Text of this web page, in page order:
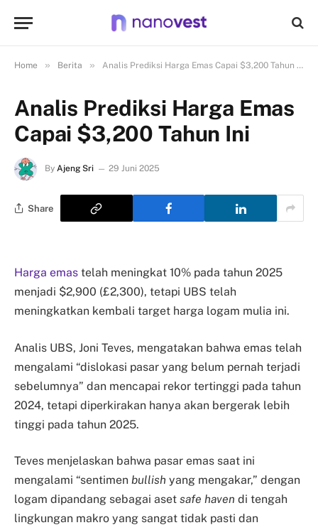
Home » Berita » Analis Prediksi Harga Emas Capai $3,200 Tahun Ini
Analis Prediksi Harga Emas
Capai $3,200 Tahun Ini
By Ajeng Sri 29 Juni 2025
Share
Harga emas telah meningkat 10% pada tahun 2025
menjadi $2,900 (£2,300), tetapi UBS telah
meningkatkan kembali target harga logam mulia ini.
Analis UBS, Joni Teves, mengatakan bahwa emas telah
mengalami “dislokasi pasar yang belum pernah terjadi
sebelumnya” dan mencapai rekor tertinggi pada tahun
2024, tetapi diperkirakan hanya akan bergerak lebih
tinggi pada tahun 2025.
Teves menjelaskan bahwa pasar emas saat ini
mengalami “sentimen bullish yang mengakar,” dengan
logam dipandang sebagai aset safe haven di tengah
lingkungan makro yang sangat tidak pasti dan